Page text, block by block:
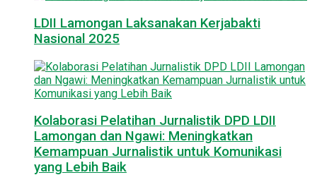
LDII Lamongan Laksanakan Kerjabakti
Nasional 2025
Kolaborasi Pelatihan Jurnalistik DPD LDII
Lamongan dan Ngawi: Meningkatkan
Kemampuan Jurnalistik untuk Komunikasi
yang Lebih Baik